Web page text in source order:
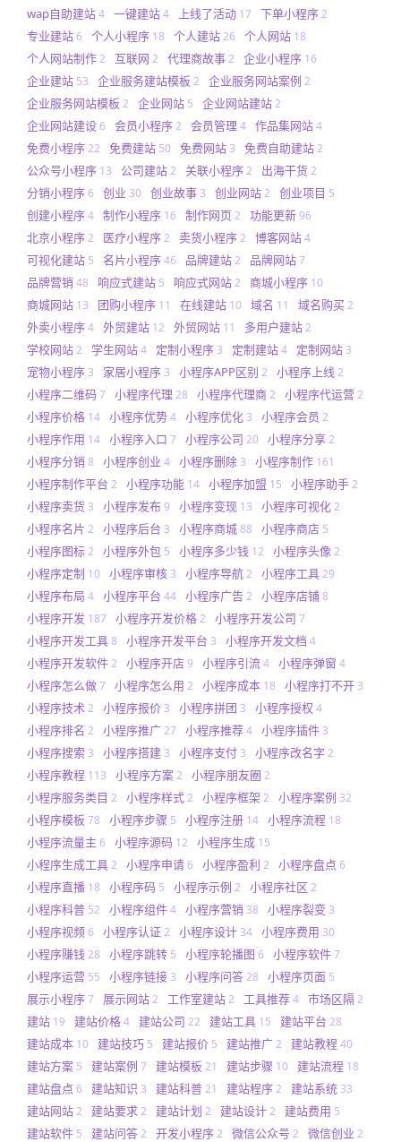
wap自助建站4 一键建站4 上线了活动 17 下单小程序2
专业建站6 个人小程序 18 个人建站26 个人网站 18
个人网站制作2 互联网 2 代理商故事2 企业小程序 16
企业建站 53 企业服务建站模板 2 企业服务网站案例 2
企业服务网站模板 2 企业网站 5 企业网站建站2
企业网站建设6 会员小程序2 会员管理 4 作品集网站4
免费小程序22 免费建站 50 免费网站 3 免费自助建站2
公众号小程序 13 公司建站2 关联小程序2 出海干货2
分销小程序6 创业 30 创业故事 3 创业网站2 创业项目 5
创建小程序4 制作小程序 16 制作网页 2 功能更新96
北京小程序2 医疗小程序2 卖货小程序2 博客网站4
可视化建站 5 名片小程序46 品牌建站2 品牌网站7
品牌营销 48 响应式建站 5 响应式网站2 商城小程序 10
商城网站 13 团购小程序 11 在线建站 10 域名 11 域名购买2
外卖小程序4 外贸建站 12 外贸网站 11 多用户建站2
学校网站2 学生网站4 定制小程序 3 定制建站4 定制网站 3
宠物小程序 3 家居小程序 3 小程序APP区别 2 小程序上线 2
小程序二维码7 小程序代理 28 小程序代理商2 小程序代运营2
小程序价格 14 小程序优势4 小程序优化 3 小程序会员 2
小程序作用 14 小程序入口 7 小程序公司 20 小程序分享2
小程序分销 8 小程序创业 4 小程序删除 3 小程序制作 161
小程序制作平台 2 小程序功能 14 小程序加盟 15 小程序助手2
小程序卖货 3 小程序发布9 小程序变现 13 小程序可视化2
小程序名片 2 小程序后台 3 小程序商城88 小程序商店 5
小程序图标2 小程序外包 5 小程序多少钱 12 小程序头像 2
小程序定制 10 小程序审核 3 小程序导航2 小程序工具29
小程序布局 4 小程序平台 44 小程序广告2 小程序店铺8
小程序开发 187 小程序开发价格2 小程序开发公司 7
小程序开发工具8 小程序开发平台 3 小程序开发文档 4
小程序开发软件2 小程序开店9 小程序引流4 小程序弹窗 4
小程序怎么做7 小程序怎么用 2 小程序成本 18 小程序打不开 3
小程序技术2 小程序报价 3 小程序拼团 3 小程序授权 4
小程序排名 2 小程序推广27 小程序推荐4 小程序插件 3
小程序搜索 3 小程序搭建 3 小程序支付 3 小程序改名字 2
小程序教程 113 小程序方案2 小程序朋友圈 2
小程序服务类目 2 小程序样式2 小程序框架 2 小程序案例 32
小程序模板 78 小程序步骤 5 小程序注册 14 小程序流程 18
小程序流量主 6 小程序源码 12 小程序生成 15
小程序生成工具2 小程序申请6 小程序盈利 2 小程序盘点 6
小程序直播 18 小程序码 5 小程序示例 2 小程序社区 2
小程序科普 52 小程序组件4 小程序营销 38 小程序裂变 3
小程序视频6 小程序认证2 小程序设计 34 小程序费用 30
小程序赚钱28 小程序跳转 5 小程序轮播图 6 小程序软件7
小程序运营 55 小程序链接 3 小程序问答28 小程序页面 5
展示小程序7 展示网站2 工作室建站2 工具推荐4 市场区隔2
建站 19 建站价格4 建站公司 22 建站工具 15 建站平台 28
建站成本 10 建站技巧 5 建站报价 5 建站推广2 建站教程40
建站方案 5 建站案例 7 建站模板 21 建站步骤 10 建站流程 18
建站盘点 6 建站知识 3 建站科普21 建站程序2 建站系统 33
建站网站2 建站要求2 建站计划 2 建站设计2 建站费用 5
建站软件 5 建站问答2 开发小程序2 微信公众号 2 微信创业 2